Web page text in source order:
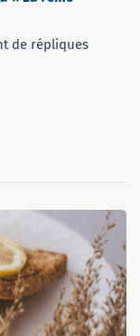
de répliques